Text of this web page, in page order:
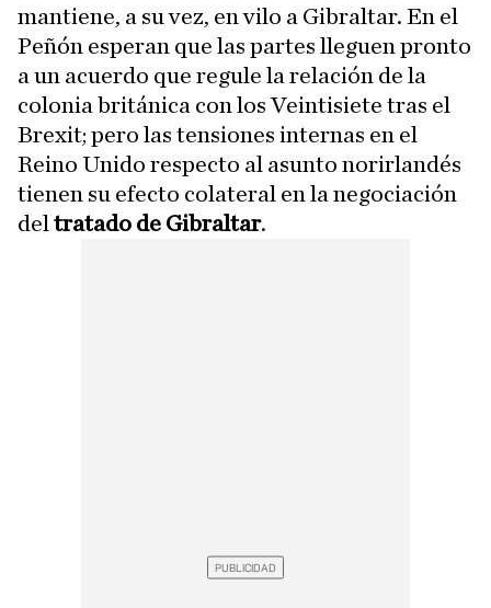
mantiene, a su vez, en vilo a Gibraltar. En el
Peñón esperan que las partes lleguen pronto
a un acuerdo que regule la relación de la
colonia británica con los Veintisiete tras el
Brexit; pero las tensiones internas en el
Reino Unido respecto al asunto norirlandés
tienen su efecto colateral en la negociación
del tratado de Gibraltar.